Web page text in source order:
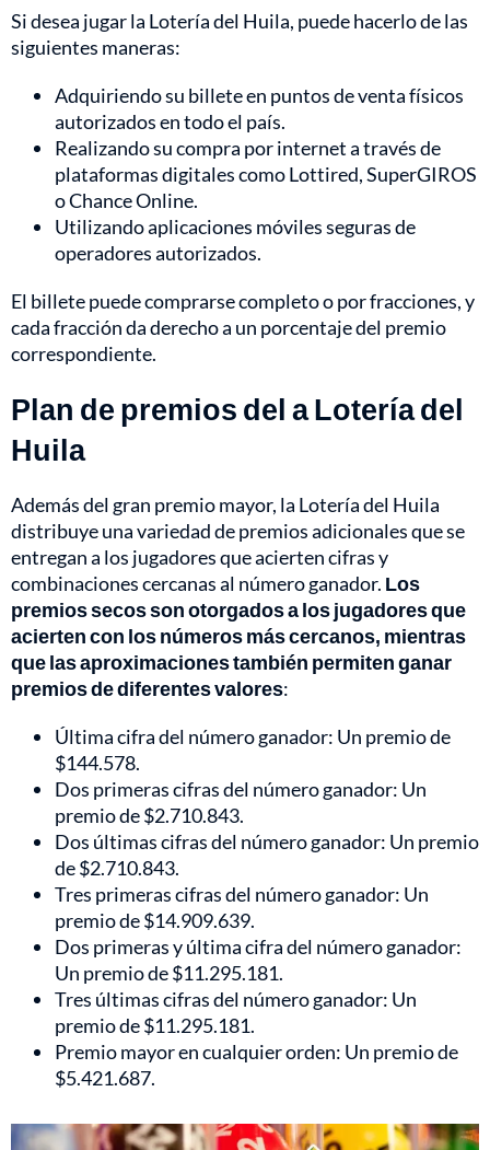
Si desea jugar la Lotería del Huila, puede hacerlo de las
siguientes maneras:
Adquiriendo su billete en puntos de venta físicos
autorizados en todo el país.
Realizando su compra por internet a través de
plataformas digitales como Lottired, SuperGIROS
o Chance Online.
Utilizando aplicaciones móviles seguras de
operadores autorizados.
El billete puede comprarse completo o por fracciones, y
cada fracción da derecho a un porcentaje del premio
correspondiente.
Plan de premios del a Lotería del
Huila
Además del gran premio mayor, la Lotería del Huila
distribuye una variedad de premios adicionales que se
entregan a los jugadores que acierten cifras y
combinaciones cercanas al número ganador. Los
premios secos son otorgados a los jugadores que
acierten con los números más cercanos, mientras
que las aproximaciones también permiten ganar
premios de diferentes valores:
Última cifra del número ganador: Un premio de
$144.578.
Dos primeras cifras del número ganador: Un
premio de $2.710.843.
Dos últimas cifras del número ganador: Un premio
de $2.710.843.
Tres primeras cifras del número ganador: Un
premio de $14.909.639.
Dos primeras y última cifra del número ganador:
Un premio de $11.295.181.
Tres últimas cifras del número ganador: Un
premio de $11.295.181.
Premio mayor en cualquier orden: Un premio de
$5.421.687.